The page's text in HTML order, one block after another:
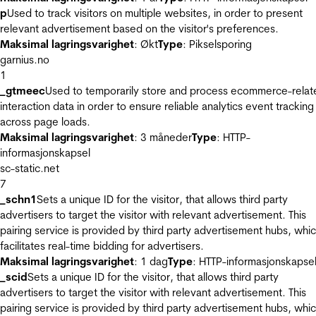
pUsed to track visitors on multiple websites, in order to present
relevant advertisement based on the visitor's preferences.
Maksimal lagringsvarighet: ØktType: Pikselsporing
garnius.no
1
_gtmeecUsed to temporarily store and process ecommerce-
interaction data in order to ensure reliable analytics event tracking
across page loads.
Maksimal lagringsvarighet: 3 månederType: HTTP-
informasjonskapsel
sc-static.net
7
_schn1Sets a unique ID for the visitor, that allows third party
advertisers to target the visitor with relevant advertisement. This
pairing service is provided by third party advertisement hubs,
facilitates real-time bidding for advertisers.
Maksimal lagringsvarighet: 1 dagType: HTTP-informasjonskapsel
_scidSets a unique ID for the visitor, that allows third party
advertisers to target the visitor with relevant advertisement. This
pairing service is provided by third party advertisement hubs,